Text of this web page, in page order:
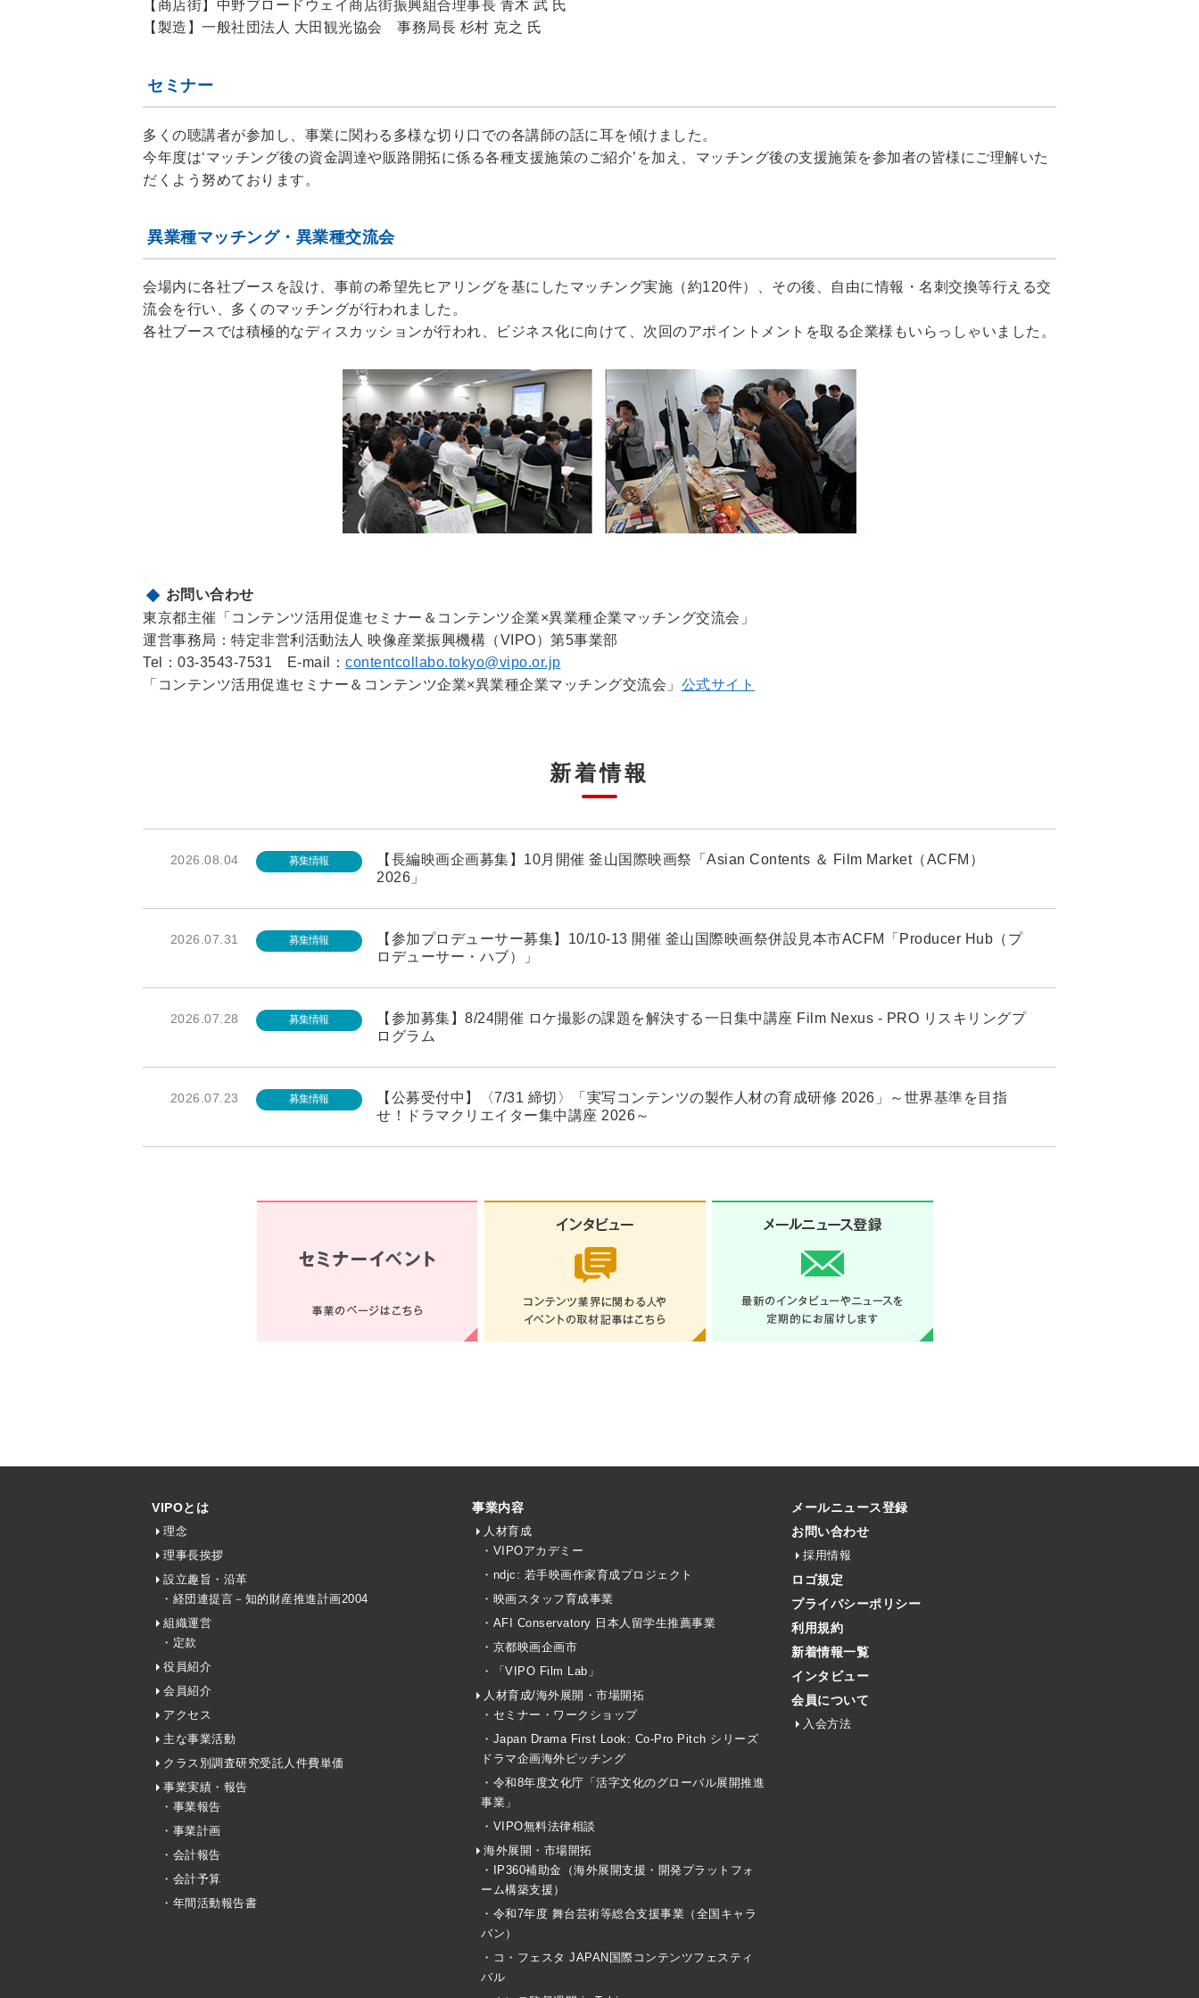
【商店街】中野ブロードウェイ商店街振興組合理事長 青木 武 氏
【製造】一般社団法人 大田観光協会 事務局長 杉村 克之 氏
セミナー
多くの聴講者が参加し、事業に関わる多様な切り口での各講師の話に耳を傾けました。
今年度は‘マッチング後の資金調達や販路開拓に係る各種支援施策のご紹介’を加え、マッチング後の支援施策を参加者の皆様にご理解いた
だくよう努めております。
異業種マッチング・異業種交流会
会場内に各社ブースを設け、事前の希望先ヒアリングを基にしたマッチング実施（約120件）、その後、自由に情報・名刺交換等行える交
流会を行い、多くのマッチングが行われました。
各社ブースでは積極的なディスカッションが行われ、ビジネス化に向けて、次回のアポイントメントを取る企業様もいらっしゃいました。
お問い合わせ
東京都主催「コンテンツ活用促進セミナー＆コンテンツ企業×異業種企業マッチング交流会」
運営事務局：特定非営利活動法人 映像産業振興機構（VIPO）第5事業部
Tel：03-3543-7531 E-mail： contentcollabo.tokyo@vipo.or.jp
「コンテンツ活用促進セミナー＆コンテンツ企業×異業種企業マッチング交流会」 公式サイト
新着情報
2026.08.04 募集情報
【長編映画企画募集】10月開催 釜山国際映画祭「Asian Contents ＆ Film Market（ACFM）
2026」
2026.07.31 募集情報
【参加プロデューサー募集】10/10-13 開催 釜山国際映画祭併設見本市ACFM「Producer Hub（プ
ロデューサー・ハブ）」
2026.07.28 募集情報
【参加募集】8/24開催 ロケ撮影の課題を解決する一日集中講座 Film Nexus - PRO リスキリングプ
ログラム
2026.07.23 募集情報
【公募受付中】〈7/31 締切〉「実写コンテンツの製作人材の育成研修 2026」～世界基準を目指
せ！ドラマクリエイター集中講座 2026～
VIPOとは
理念
理事長挨拶
設立趣旨・沿革
・経団連提言－知的財産推進計画2004
組織運営
・定款
役員紹介
会員紹介
アクセス
主な事業活動
クラス別調査研究受託人件費単価
事業実績・報告
・事業報告
・事業計画
・会計報告
・会計予算
・年間活動報告書
事業内容
人材育成
・VIPOアカデミー
・ndjc: 若手映画作家育成プロジェクト
・映画スタッフ育成事業
・AFI Conservatory 日本人留学生推薦事業
・京都映画企画市
・「VIPO Film Lab」
人材育成/海外展開・市場開拓
・セミナー・ワークショップ
・Japan Drama First Look: Co-Pro Pitch シリーズ
ドラマ企画海外ピッチング
・令和8年度文化庁「活字文化のグローバル展開推進
事業」
・VIPO無料法律相談
海外展開・市場開拓
・IP360補助金（海外展開支援・開発プラットフォ
ーム構築支援）
・令和7年度 舞台芸術等総合支援事業（全国キャラ
バン）
・コ・フェスタ JAPAN国際コンテンツフェスティ
バル
メールニュース登録
お問い合わせ
採用情報
ロゴ規定
プライバシーポリシー
利用規約
新着情報一覧
インタビュー
会員について
入会方法